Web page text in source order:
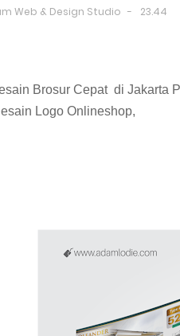
Web & Design Studio 23.44
Brosur Cepat di Jakarta
Logo Onlineshop,